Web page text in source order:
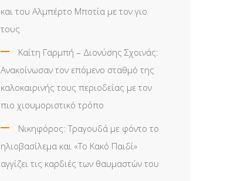
και του Αλμπέρτο Μποτία με τον γιο
τους
Καίτη Γαρμπή – Διονύσης Σχοινάς:
Ανακοίνωσαν τον επόμενο σταθμό της
καλοκαιρινής τους περιοδείας με τον
πιο χιουμοριστικό τρόπο
Νικηφόρος: Τραγουδά με φόντο το
ηλιοβασίλεμα και «Το Κακό Παιδί»
αγγίζει τις καρδιές των θαυμαστών του